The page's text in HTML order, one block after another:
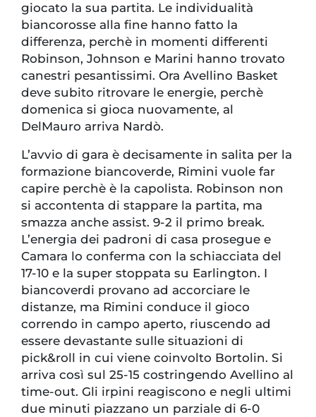
giocato la sua partita. Le individualità
biancorosse alla fine hanno fatto la
differenza, perchè in momenti differenti
Robinson, Johnson e Marini hanno trovato
canestri pesantissimi. Ora Avellino Basket
deve subito ritrovare le energie, perchè
domenica si gioca nuovamente, al
DelMauro arriva Nardò.
L’avvio di gara è decisamente in salita per la
formazione biancoverde, Rimini vuole far
capire perchè è la capolista. Robinson non
si accontenta di stappare la partita, ma
smazza anche assist. 9-2 il primo break.
L’energia dei padroni di casa prosegue e
Camara lo conferma con la schiacciata del
17-10 e la super stoppata su Earlington. I
biancoverdi provano ad accorciare le
distanze, ma Rimini conduce il gioco
correndo in campo aperto, riuscendo ad
essere devastante sulle situazioni di
pick&roll in cui viene coinvolto Bortolin. Si
arriva così sul 25-15 costringendo Avellino al
time-out. Gli irpini reagiscono e negli ultimi
due minuti piazzano un parziale di 6-0